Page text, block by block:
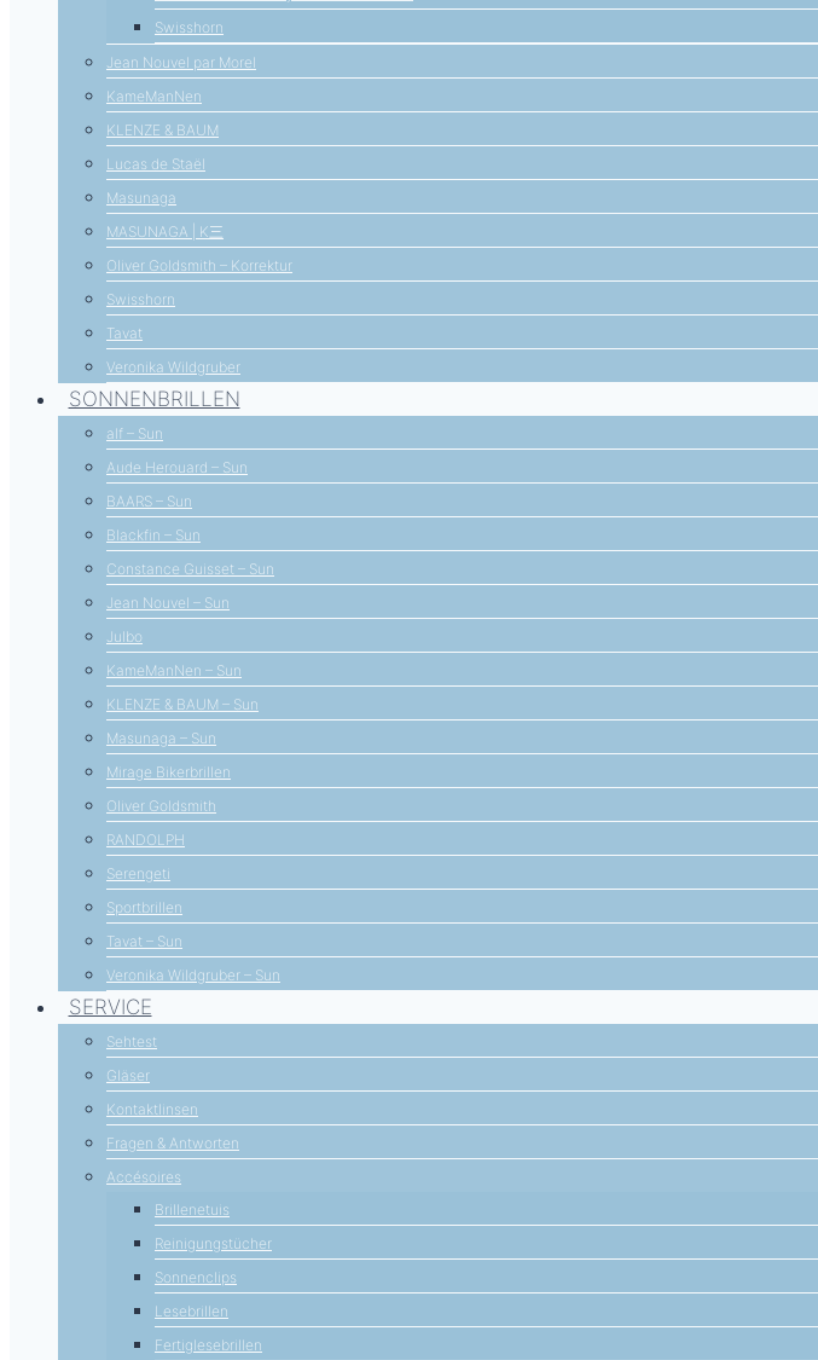
Swisshorn
Jean Nouvel par Morel
KameManNen
KLENZE & BAUM
Lucas de Staël
Masunaga
MASUNAGA | K三
Oliver Goldsmith – Korrektur
Swisshorn
Tavat
Veronika Wildgruber
SONNENBRILLEN
alf – Sun
Aude Herouard – Sun
BAARS – Sun
Blackfin – Sun
Constance Guisset – Sun
Jean Nouvel – Sun
Julbo
KameManNen – Sun
KLENZE & BAUM – Sun
Masunaga – Sun
Mirage Bikerbrillen
Oliver Goldsmith
RANDOLPH
Serengeti
Sportbrillen
Tavat – Sun
Veronika Wildgruber – Sun
SERVICE
Sehtest
Gläser
Kontaktlinsen
Fragen & Antworten
Accésoires
Brillenetuis
Reinigungstücher
Sonnenclips
Lesebrillen
Fertiglesebrillen